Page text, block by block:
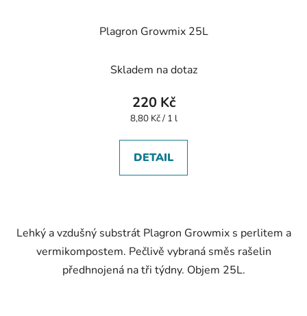
Plagron Growmix 25L
Skladem na dotaz
220 Kč
Měrná
8,80 Kč / 1 l
DETAIL
Lehký a vzdušný substrát Plagron Growmix s perlitem a
vermikompostem. Pečlivě vybraná směs rašelin
předhnojená na tři týdny. Objem 25L.